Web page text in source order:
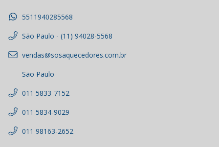
5511940285568
São Paulo - (11) 94028-5568
vendas@sosaquecedores.com.br
São Paulo
011 5833-7152
011 5834-9029
011 98163-2652